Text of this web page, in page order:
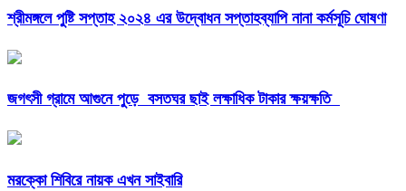
শ্রীমঙ্গলে পুষ্টি সপ্তাহ ২০২৪ এর উদ্বোধন সপ্তাহব্যাপি নানা কর্মসূচি ঘোষণা
জগৎসী গ্রামে আগুনে পুড়ে বসতঘর ছাই লক্ষাধিক টাকার ক্ষয়ক্ষতি
মরক্কো শিবিরে নায়ক এখন সাইবারি